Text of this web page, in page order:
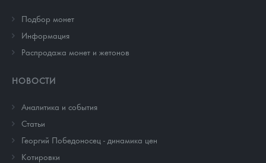
Подбор монет
Информация
Распродажа монет и жетонов
НОВОСТИ
Аналитика и события
Cтатьи
Георгий Победоносец - динамика цен
Котировки